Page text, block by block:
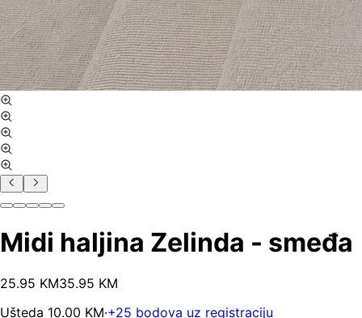
Midi haljina Zelinda - smeđa
25.95 KM35.95 KM
Ušteda 10.00 KM·+25 bodova uz registraciju